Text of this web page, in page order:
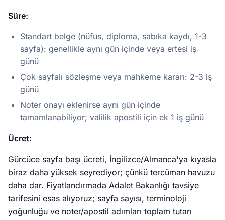
Süre:
Standart belge (nüfus, diploma, sabıka kaydı, 1-3
sayfa): genellikle aynı gün içinde veya ertesi iş
günü
Çok sayfalı sözleşme veya mahkeme kararı: 2-3 iş
günü
Noter onayı eklenirse aynı gün içinde
tamamlanabiliyor; valilik apostili için ek 1 iş günü
Ücret:
Gürcüce sayfa başı ücreti, İngilizce/Almanca'ya kıyasla
biraz daha yüksek seyrediyor; çünkü tercüman havuzu
daha dar. Fiyatlandırmada Adalet Bakanlığı tavsiye
tarifesini esas alıyoruz; sayfa sayısı, terminoloji
yoğunluğu ve noter/apostil adımları toplam tutarı